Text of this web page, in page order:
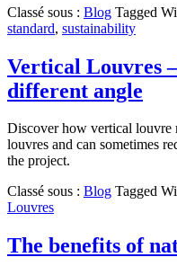
Classé sous : Blog Tagged
standard, sustainability
Vertical Louvres
different angle
Discover how vertical louvre
louvres and can sometimes
the project.
Classé sous : Blog Tagged
Louvres
The benefits of